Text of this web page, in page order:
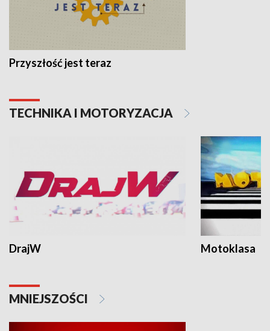
Przyszłość jest teraz
TECHNIKA I MOTORYZACJA
DrajW Motoklasa
MNIEJSZOŚCI